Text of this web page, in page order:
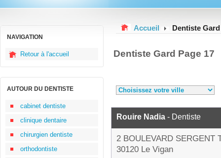
NAVIGATION
Retour à l'accueil
AUTOUR DU DENTISTE
cabinet dentiste
clinique dentaire
chirurgien dentiste
orthodontiste
Accueil Dentiste Gard
Dentiste Gard Page 17
Rouire Nadia - Dentiste
2 BOULEVARD SERGENT
30120 Le Vigan